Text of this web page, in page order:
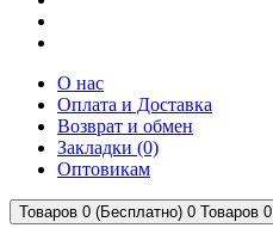
О нас
Оплата и Доставка
Возврат и обмен
Закладки (0)
Оптовикам
Товаров 0 (Бесплатно) 0 Товаров 0